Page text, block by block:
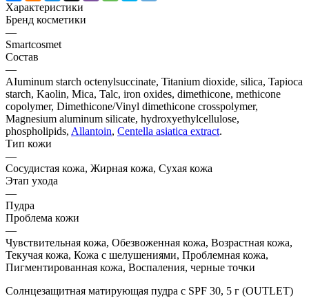
Характеристики
Бренд косметики
—
Smartcosmet
Состав
—
AIuminum starch octenylsuccinate, Titanium dioxide, silica, Tapioca
starch, Kaolin, Mica, Talc, iron oxides, dimethicone, methicone
copolymer, Dimethicone/Vinyl dimethicone crosspolymer,
Magnesium aluminum silicate, hydroxyethylcellulose,
phospholipids, Allantoin, Centella asiatica extract.
Тип кожи
—
Сосудистая кожа, Жирная кожа, Сухая кожа
Этап ухода
—
Пудра
Проблема кожи
—
Чувствительная кожа, Обезвоженная кожа, Возрастная кожа,
Текучая кожа, Кожа с шелушениями, Проблемная кожа,
Пигментированная кожа, Воспаления, черные точки
Солнцезащитная матирующая пудра с SPF 30, 5 г (OUTLET)